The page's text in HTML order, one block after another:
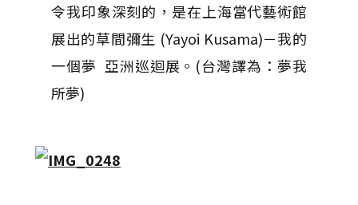
令我印象深刻的，是在上海當代藝術館
展出的草間彌生 (Yayoi Kusama)－我的
一個夢 亞洲巡迴展。(台灣譯為：夢我
所夢)